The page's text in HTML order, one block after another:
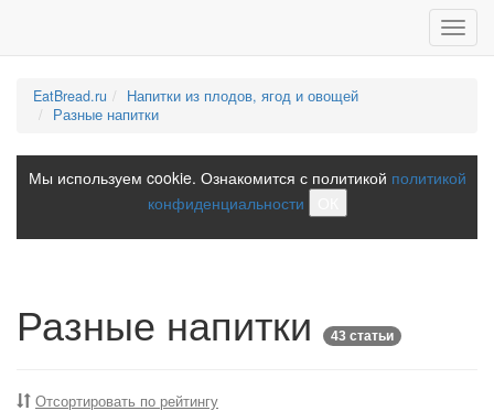
EatBread.ru
Напитки из плодов, ягод и овощей
Разные напитки
Мы используем cookie. Ознакомится с политикой политикой
конфиденциальности
Разные напитки 43 статьи
Отсортировать по рейтингу